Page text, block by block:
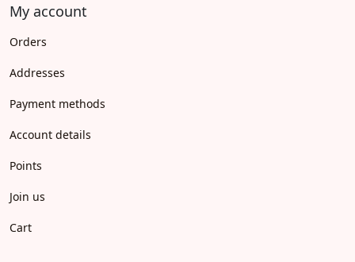
My account
Orders
Addresses
Payment methods
Account details
Points
Join us
Cart